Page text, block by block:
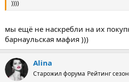
))))
мы ещё не наскребли на их
барнаульская мафия )))
Alina
Старожил форума Рейтинг